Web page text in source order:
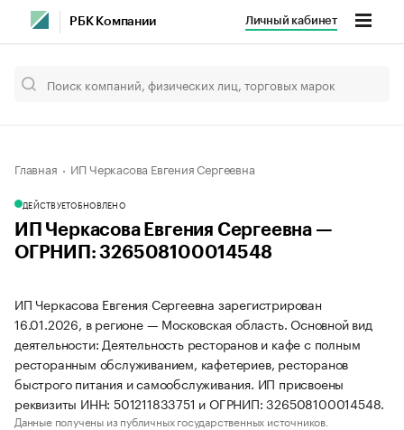
РБК Компании Личный кабинет
Главная ИП Черкасова Евгения Сергеевна
ДЕЙСТВУЕТОБНОВЛЕНО
ИП Черкасова Евгения Сергеевна —
ОГРНИП: 326508100014548
ИП Черкасова Евгения Сергеевна зарегистрирован
16.01.2026, в регионе — Московская область. Основной вид
деятельности: Деятельность ресторанов и кафе с полным
ресторанным обслуживанием, кафетериев, ресторанов
быстрого питания и самообслуживания. ИП присвоены
реквизиты ИНН: 501211833751 и ОГРНИП: 326508100014548.
Данные получены из публичных государственных источников.